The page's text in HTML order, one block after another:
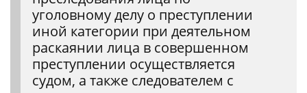
уголовному делу о преступлении
иной категории при деятельном
раскаянии лица в совершенном
преступлении осуществляется
судом, а также следователем с